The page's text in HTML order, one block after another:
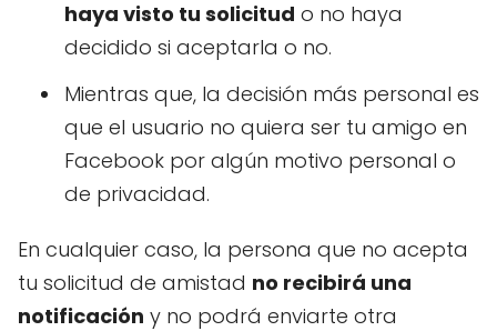
haya visto tu solicitud o no haya
decidido si aceptarla o no.
Mientras que, la decisión más personal es
que el usuario no quiera ser tu amigo en
Facebook por algún motivo personal o
de privacidad.
En cualquier caso, la persona que no acepta
tu solicitud de amistad no recibirá una
notificación y no podrá enviarte otra